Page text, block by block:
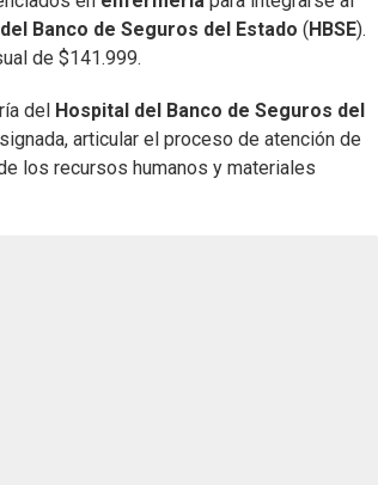
Banco de Seguros del Estado ( HBSE).
de $141.999.
del
Hospital del Banco de Seguros del
articular el proceso de atención de
los recursos humanos y materiales